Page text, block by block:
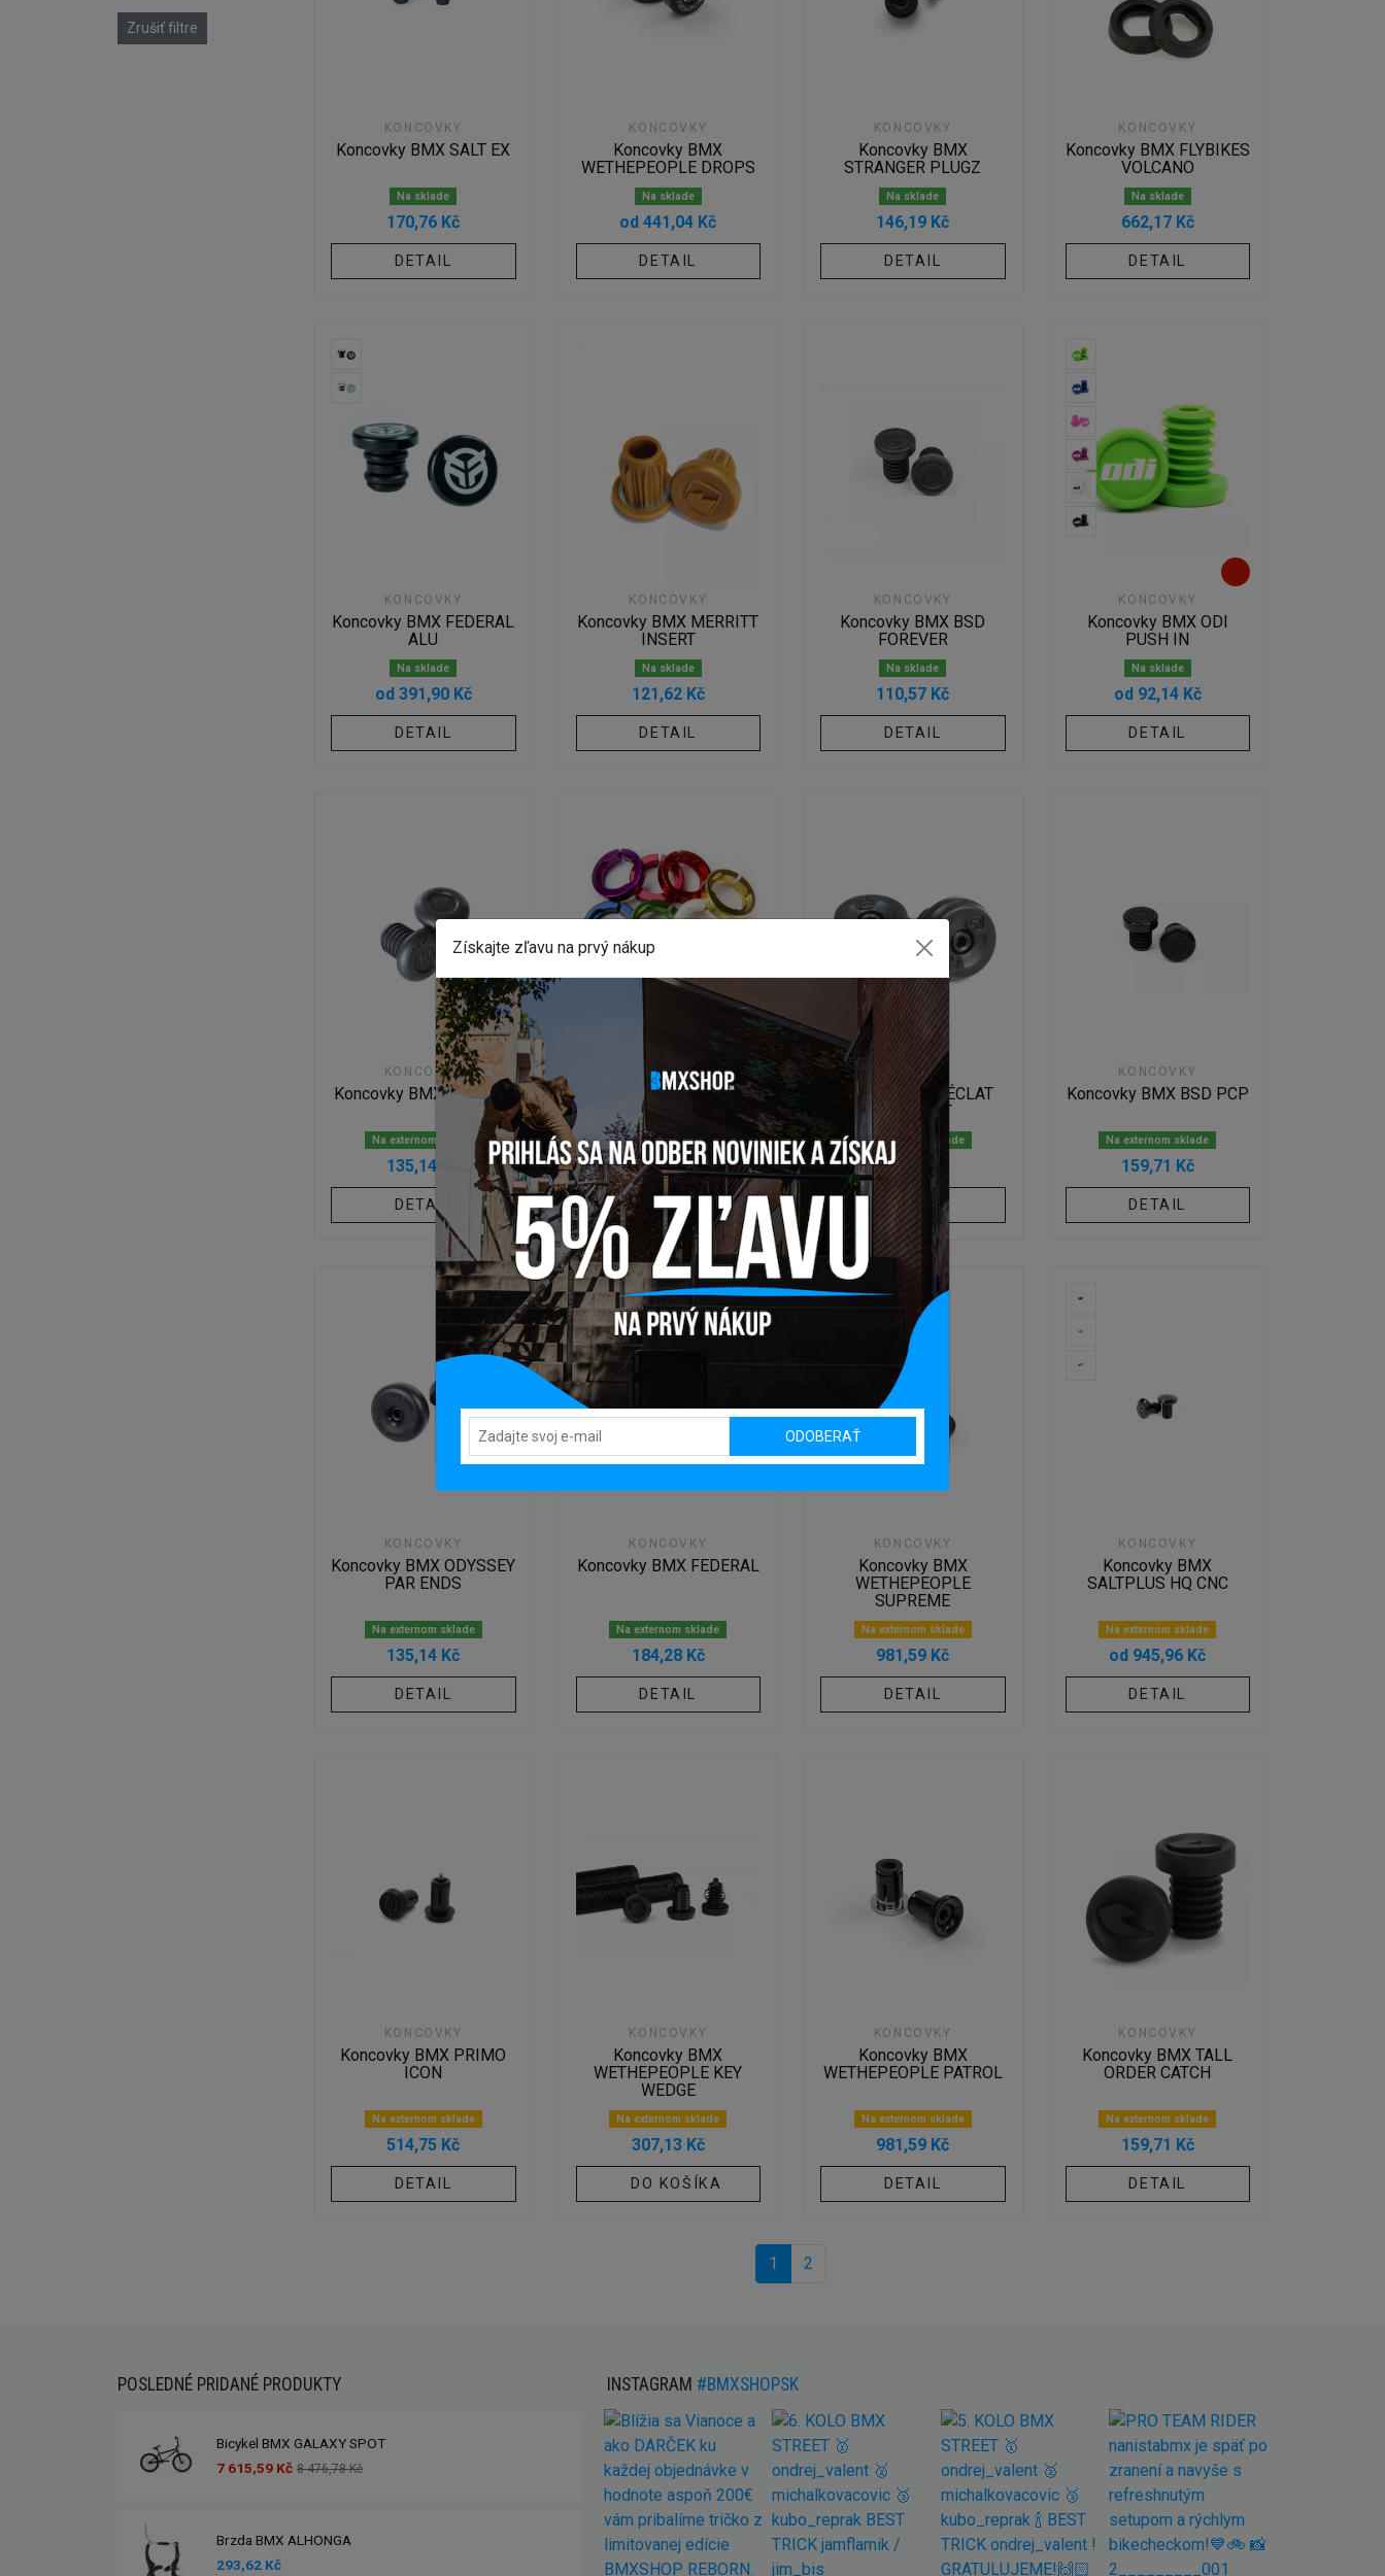
Zrušiť filtre
KONCOVKY
Koncovky BMX SALT EX
Na sklade
170,76 Kč
DETAIL
KONCOVKY
Koncovky BMX
WETHEPEOPLE DROPS
Na sklade
od 441,04 Kč
DETAIL
KONCOVKY
Koncovky BMX
STRANGER PLUGZ
Na sklade
146,19 Kč
DETAIL
KONCOVKY
Koncovky BMX FLYBIKES
VOLCANO
Na sklade
662,17 Kč
DETAIL
KONCOVKY
Koncovky BMX FEDERAL
ALU
Na sklade
od 391,90 Kč
DETAIL
KONCOVKY
Koncovky BMX MERRITT
INSERT
Na sklade
121,62 Kč
DETAIL
KONCOVKY
Koncovky BMX BSD
FOREVER
Na sklade
110,57 Kč
DETAIL
KONCOVKY
Koncovky BMX ODI
PUSH IN
Na sklade
od 92,14 Kč
DETAIL
KONCOVKY
Koncovky BMX VOLUME
Na externom sklade
135,14 Kč
DETAIL
KONCOVKY
Objímky pre lock-on gripy
ODI LOCK JAWS
Na externom sklade
od 298,53 Kč
DETAIL
KONCOVKY
Koncovky BMX ÉCLAT
TECHBOLT
Na externom sklade
269,05 Kč
DETAIL
KONCOVKY
Koncovky BMX BSD PCP
Na externom sklade
159,71 Kč
DETAIL
KONCOVKY
Koncovky BMX ODYSSEY
PAR ENDS
Na externom sklade
135,14 Kč
DETAIL
KONCOVKY
Koncovky BMX FEDERAL
Na externom sklade
184,28 Kč
DETAIL
KONCOVKY
Koncovky BMX
WETHEPEOPLE
SUPREME
Na externom sklade
981,59 Kč
DETAIL
KONCOVKY
Koncovky BMX
SALTPLUS HQ CNC
Na externom sklade
od 945,96 Kč
DETAIL
KONCOVKY
Koncovky BMX PRIMO
ICON
Na externom sklade
514,75 Kč
DETAIL
KONCOVKY
Koncovky BMX
WETHEPEOPLE KEY
WEDGE
Na externom sklade
307,13 Kč
DO KOŠÍKA
KONCOVKY
Koncovky BMX
WETHEPEOPLE PATROL
Na externom sklade
981,59 Kč
DETAIL
KONCOVKY
Koncovky BMX TALL
ORDER CATCH
Na externom sklade
159,71 Kč
DETAIL
1 2
POSLEDNÉ PRIDANÉ PRODUKTY
Bicykel BMX GALAXY SPOT
7 615,59 Kč 8 476,78 Kč
Brzda BMX ALHONGA
293,62 Kč
INSTAGRAM #BMXSHOPSK
Získajte zľavu na prvý nákup
ODOBERAŤ